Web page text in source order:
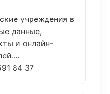
учреждения в
данные,
и онлайн-
84 37